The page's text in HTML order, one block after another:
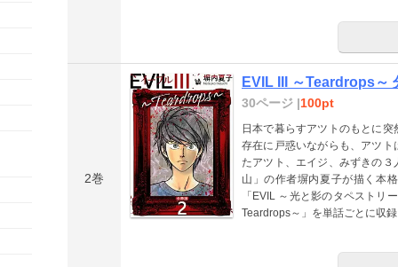
2巻
EVIL III ～Teardrops～
30ページ |100pt
日本で暮らすアツトのもとに
存在に戸惑いながらも、アツ
たアツト、エイジ、みずきの
山」の作者塀内夏子が描く本
「EVIL ～光と影のタペスト
Teardrops～」を単話ごとに収録